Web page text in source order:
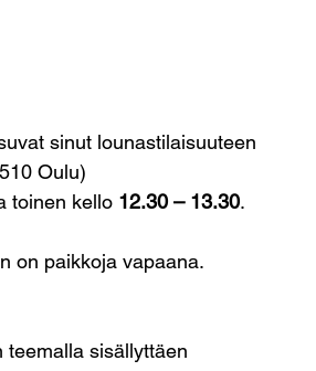
sinut lounastilaisuuteen
Oulu)
toinen kello 12.30 – 13.30.
on paikkoja vapaana.
teemalla sisällyttäen